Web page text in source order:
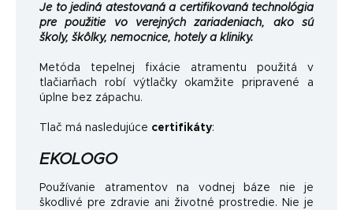
Je to jediná atestovaná a certifikovaná technológia
pre použitie vo verejných zariadeniach, ako sú
školy, škôlky, nemocnice, hotely a kliniky.
Metóda tepelnej fixácie atramentu použitá v
tlačiarňach robí výtlačky okamžite pripravené a
úplne bez zápachu.
Tlač má nasledujúce certifikáty:
EKOLOGO
Používanie atramentov na vodnej báze nie je
škodlivé pre zdravie ani životné prostredie. Nie je